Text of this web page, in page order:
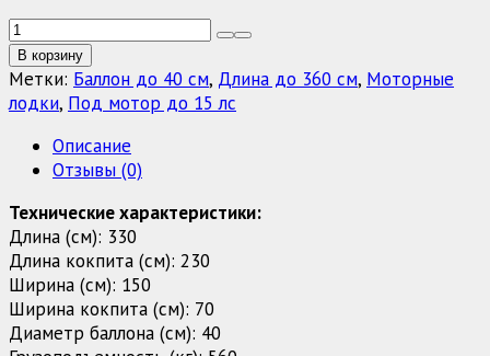
Количество
товара
Лодка
Боцман
330E
В корзину
Метки: Баллон до 40 см, Длина до 360 см, Моторные
лодки, Под мотор до 15 лс
Описание
Отзывы (0)
Технические характеристики:
Длина (см): 330
Длина кокпита (см): 230
Ширина (см): 150
Ширина кокпита (см): 70
Диаметр баллона (см): 40